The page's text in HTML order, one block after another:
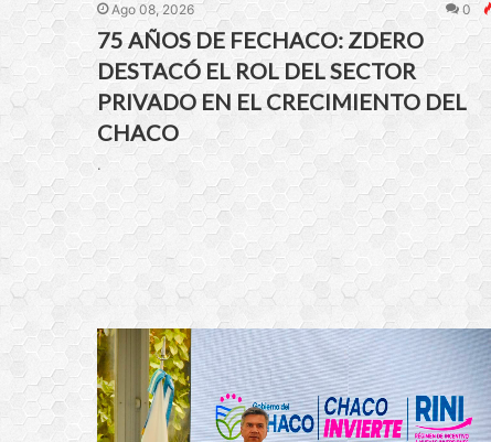
Ago 08, 2026 0
75 AÑOS DE FECHACO: ZDERO
DESTACÓ EL ROL DEL SECTOR
PRIVADO EN EL CRECIMIENTO DEL
CHACO
.